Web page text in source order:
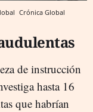
Crónica Global
de instrucción
hasta 16
que habrían